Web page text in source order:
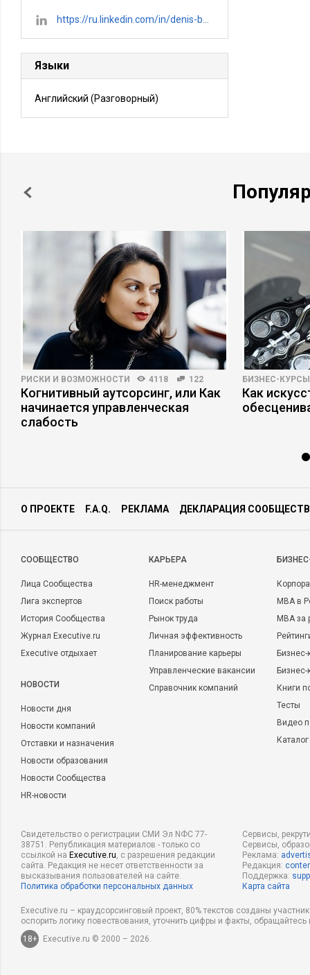
Языки
Английский (Разговорный)
РИСКИ И ВОЗМОЖНОСТИ 4118 122
Когнитивный аутсорсинг, или Как
начинается управленческая
слабость
БИЗНЕС-КУРСЫ
Как
О ПРОЕКТЕ F.A.Q. РЕКЛАМА ДЕКЛАРАЦИЯ
CООБЩЕСТВО
Лица Сообщества
Лига экспертов
История Сообщества
Журнал Executive.ru
Executive отдыхает
НОВОСТИ
Новости дня
Новости компаний
Отставки и назначения
Новости образования
Новости Сообщества
HR-новости
КАРЬЕРА
HR-менеджмент
Поиск работы
Рынок труда
Личная эффективность
Планирование карьеры
Управленческие вакансии
Справочник компаний
MBA в
MBA
Бизнес-
Книги
Тесты
Видео
Свидетельство о регистрации СМИ Эл NФС 77-
38751. Републикация материалов - только со
ссылкой на Executive.ru, с разрешения редакции
сайта. Редакция не несет ответственности за
высказывания пользователей на сайте.
Политика обработки персональных данных
Сервисы,
Сервисы,
Реклама:
Редакция:
Поддержка:
Карта сайта
Executive.ru – краудсорсинговый проект, 80% текстов созданы
оспорить логику повествования, уточнить цифры и факты,
18+
Executive.ru © 2000 – 2026.